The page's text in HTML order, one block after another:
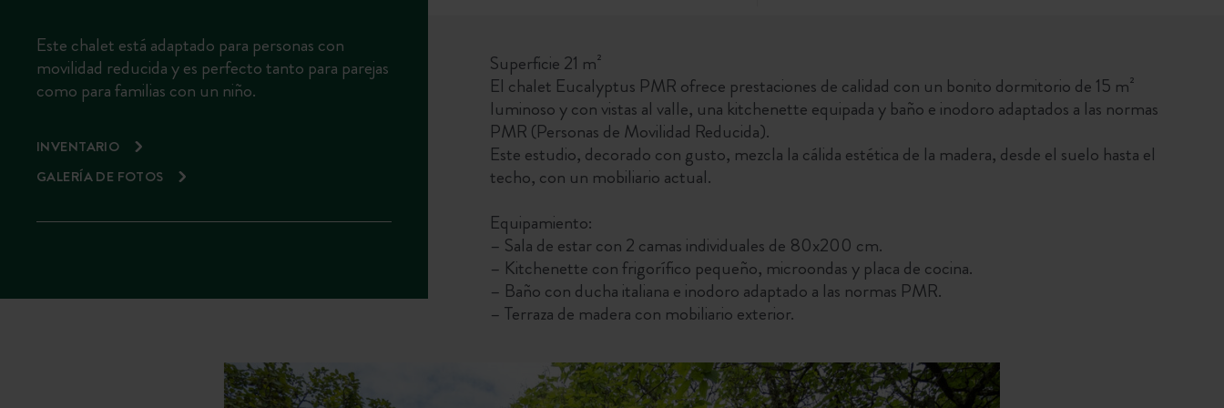
Este chalet está adaptado para personas con
movilidad reducida y es perfecto tanto para parejas
como para familias con un niño.
INVENTARIO
GALERÍA DE FOTOS
Superficie 21 m²
El chalet Eucalyptus PMR ofrece prestaciones de calidad con un bonito dormitorio de 15 m²
luminoso y con vistas al valle, una kitchenette equipada y baño e inodoro adaptados a las normas
PMR (Personas de Movilidad Reducida).
Este estudio, decorado con gusto, mezcla la cálida estética de la madera, desde el suelo hasta el
techo, con un mobiliario actual.
Equipamiento:
– Sala de estar con 2 camas individuales de 80x200 cm.
– Kitchenette con frigorífico pequeño, microondas y placa de cocina.
– Baño con ducha italiana e inodoro adaptado a las normas PMR.
– Terraza de madera con mobiliario exterior.